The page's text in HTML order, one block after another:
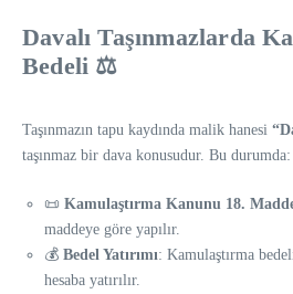
Davalı Taşınmazlarda
Bedeli ⚖️
Taşınmazın tapu kaydında malik hanesi
taşınmaz bir dava konusudur. Bu durumda:
📜 Kamulaştırma Kanunu 18.
maddeye göre yapılır.
💰 Bedel Yatırımı: Kamulaştırma
hesaba yatırılır.